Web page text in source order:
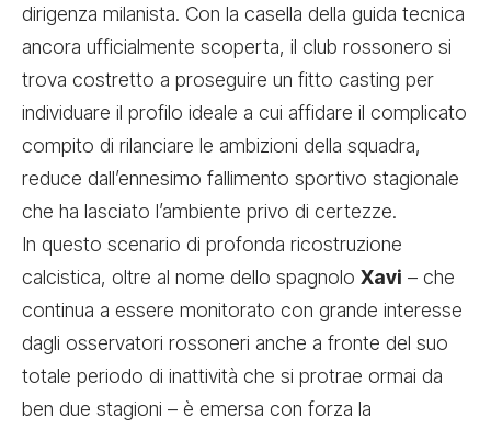
dirigenza milanista. Con la casella della guida tecnica
ancora ufficialmente scoperta, il club rossonero si
trova costretto a proseguire un fitto casting per
individuare il profilo ideale a cui affidare il complicato
compito di rilanciare le ambizioni della squadra,
reduce dall’ennesimo fallimento sportivo stagionale
che ha lasciato l’ambiente privo di certezze.
In questo scenario di profonda ricostruzione
calcistica, oltre al nome dello spagnolo Xavi – che
continua a essere monitorato con grande interesse
dagli osservatori rossoneri anche a fronte del suo
totale periodo di inattività che si protrae ormai da
ben due stagioni – è emersa con forza la